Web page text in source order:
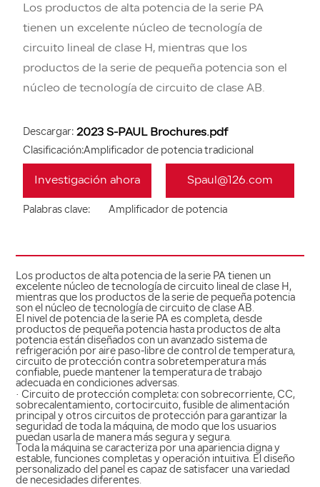
Los productos de alta potencia de la serie PA
tienen un excelente núcleo de tecnología de
circuito lineal de clase H, mientras que los
productos de la serie de pequeña potencia son el
Descargar: 2023 S-PAUL Brochures.pdf
Clasificación:Amplificador de potencia tradicional
Investigación ahora Spaul@126.com
Palabras clave: Amplificador de potencia
Los productos de alta potencia de la serie PA tienen un
excelente núcleo de tecnología de circuito lineal de clase H,
mientras que los productos de la serie de pequeña potencia
son el núcleo de tecnología de circuito de clase AB.
El nivel de potencia de la serie PA es completa, desde
productos de pequeña potencia hasta productos de alta
potencia están diseñados con un avanzado sistema de
refrigeración por aire paso-libre de control de temperatura,
circuito de protección contra sobretemperatura más
confiable, puede mantener la temperatura de trabajo
adecuada en condiciones adversas.
· Circuito de protección completa: con sobrecorriente, CC,
sobrecalentamiento, cortocircuito, fusible de alimentación
principal y otros circuitos de protección para garantizar la
seguridad de toda la máquina, de modo que los usuarios
puedan usarla de manera más segura y segura.
Toda la máquina se caracteriza por una apariencia digna y
estable, funciones completas y operación intuitiva. El diseño
personalizado del panel es capaz de satisfacer una variedad
de necesidades diferentes.